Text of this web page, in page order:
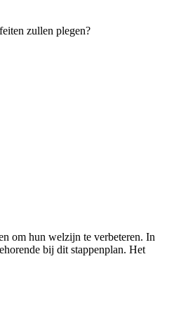
zullen plegen?
om hun welzijn te verbeteren. In
bij dit stappenplan. Het